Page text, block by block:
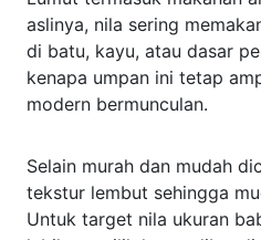
aslinya, nila sering
di batu, kayu, atau dasar
kenapa umpan ini tetap
modern bermunculan.
Selain murah dan mudah
tekstur lembut sehingga
Untuk target nila ukuran